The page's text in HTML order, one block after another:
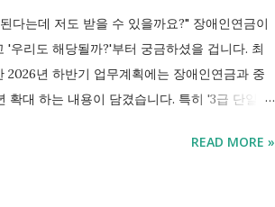
다는데 저도 받을 수 있을까요?" 장애인연금이
'우리도 해당될까?'부터 궁금하셨을 겁니다. 최
2026년 하반기 업무계획에는 장애인연금과 중
확대 하는 내용이 담겼습니다. 특히 '3급 단일장
관심을 갖고 있습니다. 이번 글에서는 장애인과
READ MORE »